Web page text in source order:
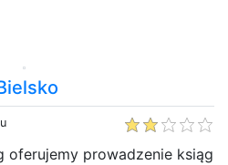
oferujemy prowadzenie ksiąg